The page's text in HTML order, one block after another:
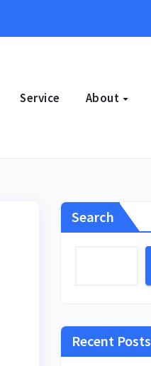
Service About
Search
Recent Posts